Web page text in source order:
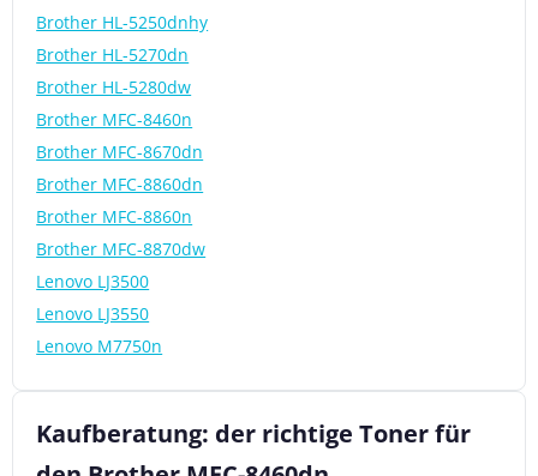
Brother HL-5250dnhy
Brother HL-5270dn
Brother HL-5280dw
Brother MFC-8460n
Brother MFC-8670dn
Brother MFC-8860dn
Brother MFC-8860n
Brother MFC-8870dw
Lenovo LJ3500
Lenovo LJ3550
Lenovo M7750n
Kaufberatung: der richtige Toner für